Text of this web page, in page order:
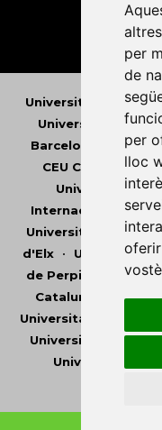
per
de
per
lloc
vostè
Universitat Abat
Universitat
Barcelona
CEU Cardenal
Universitat de
Internacional de
Universitat de
d'Elx• Universitat
de Perpinyà Via
Catalunya
Universitat Pompeu
Universitat Rovira i
Universitat de